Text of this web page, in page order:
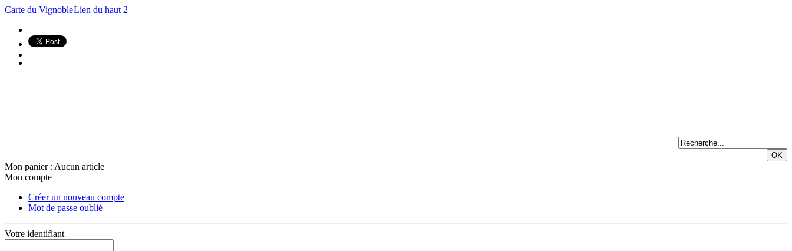
Carte du VignobleLien du haut 2
Mon panier : Aucun article
Mon compte
Créer un nouveau compte
Mot de passe oublié
Votre identifiant